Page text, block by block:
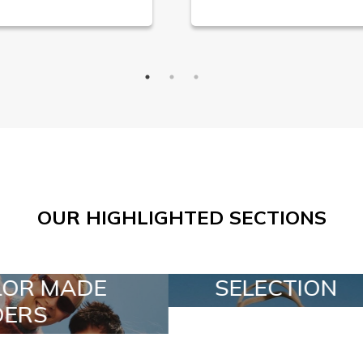
OUR HIGHLIGHTED SECTIONS
SELECTION SPECIAL